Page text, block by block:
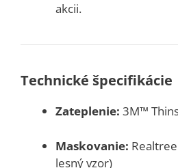
akcii.
Technické špecifikácie
Zateplenie: 3M™
Maskovanie:
lesný vzor)